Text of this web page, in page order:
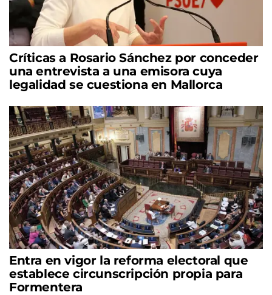
Críticas a Rosario Sánchez por conceder
una entrevista a una emisora cuya
legalidad se cuestiona en Mallorca
Entra en vigor la reforma electoral que
establece circunscripción propia para
Formentera